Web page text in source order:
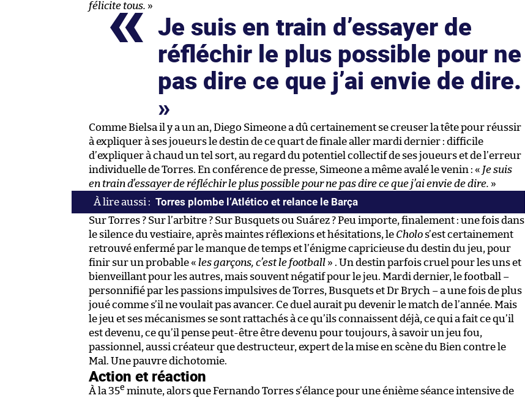
félicite tous. »
Je suis en train d’essayer de
réfléchir le plus possible pour ne
pas dire ce que j’ai envie de dire.
Comme Bielsa il y a un an, Diego Simeone a dû certainement se creuser la tête pour réussir
à expliquer à ses joueurs le destin de ce quart de finale aller mardi dernier : difficile
d’expliquer à chaud un tel sort, au regard du potentiel collectif de ses joueurs et de l’erreur
individuelle de Torres. En conférence de presse, Simeone a même avalé le venin : « Je suis
en train d’essayer de réfléchir le plus possible pour ne pas dire ce que j’ai envie de dire. »
Torres plombe l’Atlético et relance le Barça
Sur Torres ? Sur l’arbitre ? Sur Busquets ou Suárez ? Peu importe, finalement : une fois dans
le silence du vestiaire, après maintes réflexions et hésitations, le Cholo s’est certainement
retrouvé enfermé par le manque de temps et l’énigme capricieuse du destin du jeu, pour
finir sur un probable « les garçons, c’est le football » . Un destin parfois cruel pour les uns et
bienveillant pour les autres, mais souvent négatif pour le jeu. Mardi dernier, le football –
personnifié par les passions impulsives de Torres, Busquets et Dr Brych – a une fois de plus
joué comme s’il ne voulait pas avancer. Ce duel aurait pu devenir le match de l’année. Mais
le jeu et ses mécanismes se sont rattachés à ce qu’ils connaissent déjà, ce qui a fait ce qu’il
est devenu, ce qu’il pense peut-être être devenu pour toujours, à savoir un jeu fou,
passionnel, aussi créateur que destructeur, expert de la mise en scène du Bien contre le
Mal. Une pauvre dichotomie.
Action et réaction
À la 35e minute, alors que Fernando Torres s’élance pour une énième séance intensive de